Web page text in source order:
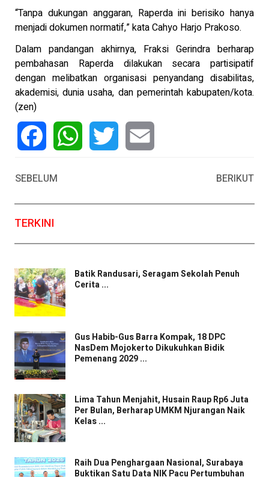
“Tanpa dukungan anggaran, Raperda ini berisiko hanya
menjadi dokumen normatif,” kata Cahyo Harjo Prakoso.
Dalam pandangan akhirnya, Fraksi Gerindra berharap
pembahasan Raperda dilakukan secara partisipatif
dengan melibatkan organisasi penyandang disabilitas,
akademisi, dunia usaha, dan pemerintah kabupaten/kota.
(zen)
SEBELUM
BERIKUT
TERKINI
Batik Randusari, Seragam Sekolah Penuh
Cerita ...
Gus Habib-Gus Barra Kompak, 18 DPC
NasDem Mojokerto Dikukuhkan Bidik
Pemenang 2029 ...
Lima Tahun Menjahit, Husain Raup Rp6 Juta
Per Bulan, Berharap UMKM Njurangan Naik
Kelas ...
Raih Dua Penghargaan Nasional, Surabaya
Buktikan Satu Data NIK Pacu Pertumbuhan